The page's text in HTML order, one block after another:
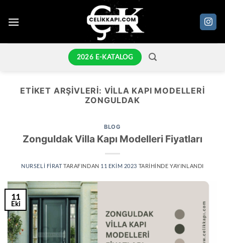
atla
2026 E-KATALOG
ETIKET ARŞIVLERI: VILLA KAPI MODELLERI
ZONGULDAK
BLOG
Zonguldak Villa Kapı Modelleri Fiyatları
NURSELI FIRATTARAFINDAN 11 EKIM 2023 TARIHINDE YAYINLANDI
11
Eki